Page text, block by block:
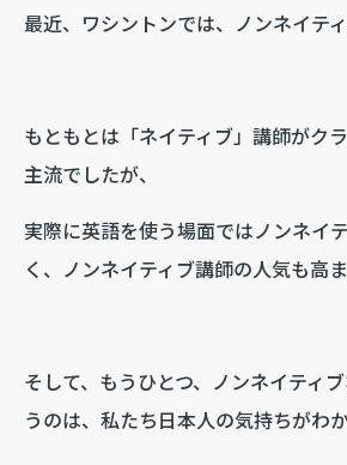
最近、ワシントンでは、ノンネイテ
もともとは「ネイティブ」講師がク
主流でしたが、
実際に英語を使う場面ではノンネイ
く、ノンネイティブ講師の人気も高
そして、もうひとつ、ノンネイティ
うのは、私たち日本人の気持ちがわか